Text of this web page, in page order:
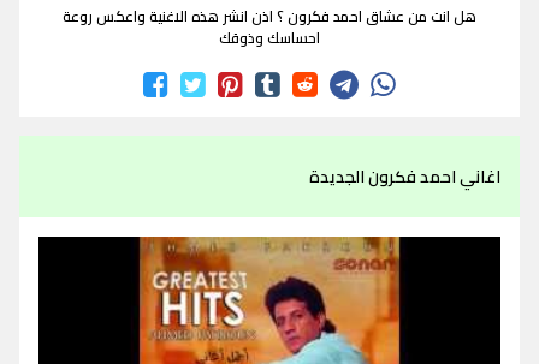
هل انت من عشاق احمد فكرون ؟ اذن انشر هذه الاغنية واعكس روعة
احساسك وذوقك
اغاني احمد فكرون الجديدة